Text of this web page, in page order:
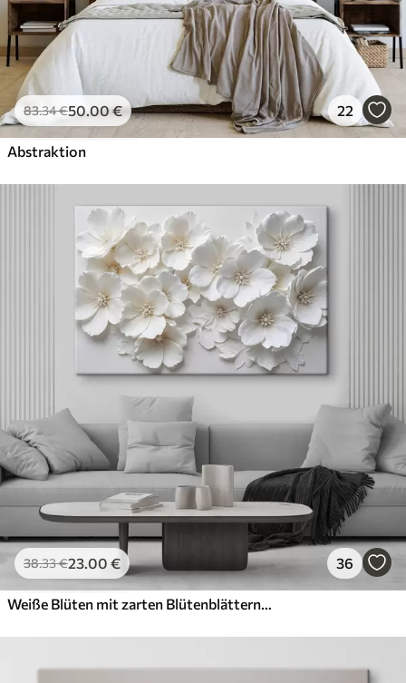
83.34€50.00€ 22
Abstraktion
38.33€23.00 € 36
Weiße Blüten mit zarten Blütenblättern, angeordnet in einem wunderschönen Blumenmuster vor einem hellen Hintergrund